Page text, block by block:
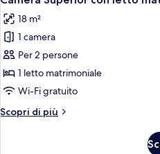
tutte
le
foto
per
Camera
Superior
letto
18 m²
1 camera
Per 2 persone
1 letto matrimoniale
Wi-Fi gratuito
Scopri di più
Altri